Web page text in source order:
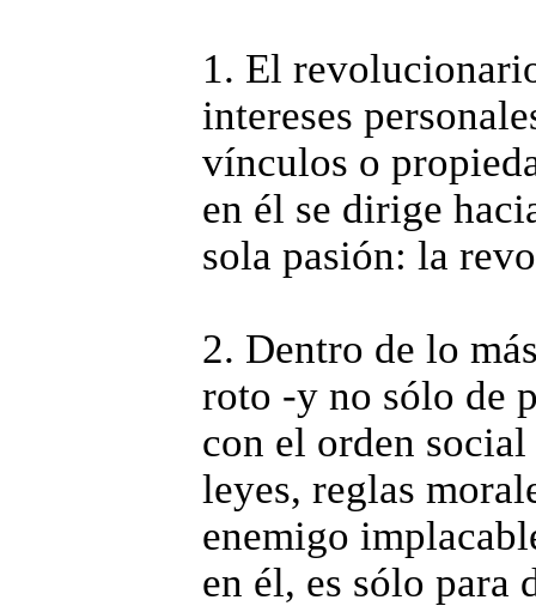
1. El
intereses
vínculos o
en él se dirige
sola pasión: la
2. Dentro de lo
roto -y no sólo de
con el orden
leyes, reglas
enemigo
en él, es sólo para